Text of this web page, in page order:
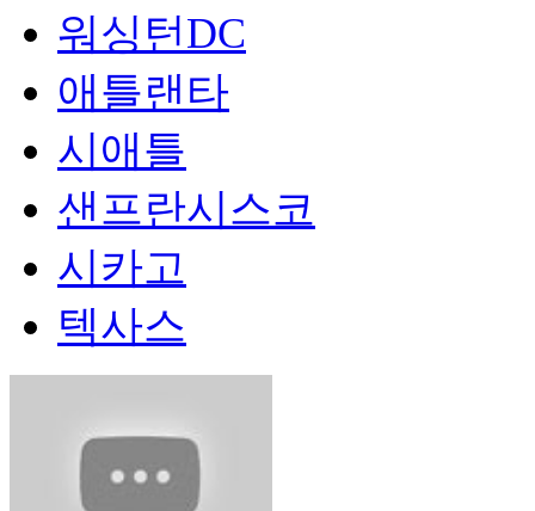
워싱턴DC
애틀랜타
시애틀
샌프란시스코
시카고
텍사스